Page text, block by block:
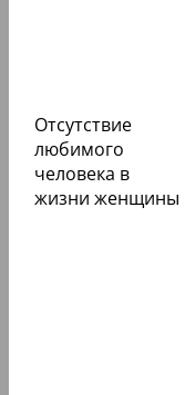
Отсутствие
любимого
человека в
жизни женщины